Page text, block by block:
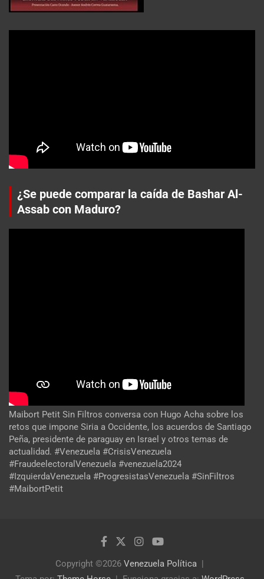
¿Se puede comparar la caída de Bashar Al-
Assab con Maduro?
Maibort Petit Sin Filtros conversa con Hugo Acha sobre los
retos que impone Siria a Occidente, los acuerdos de Santiago
Peña, presidente de paraguay en Israel y otros temas de
actualidad. #Venezuela #CrisisVenezuela
#FraudeelectoralVenezuela #venezuela2024
#IzquierdaVenezuela #ProgresistasVenezuela #SinFiltros
#MaibortPetit
Copyright ©2026 Venezuela Política